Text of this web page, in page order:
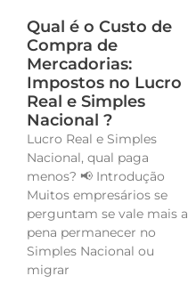
Qual é o Custo de
Compra de
Mercadorias:
Impostos no Lucro
Real e Simples
Nacional ?
Lucro Real e Simples
Nacional, qual paga
menos? 📢 Introdução
Muitos empresários se
perguntam se vale mais a
pena permanecer no
Simples Nacional ou
migrar